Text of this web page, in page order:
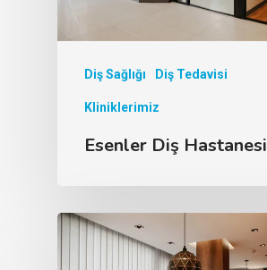
Diş Sağlığı Diş Tedavisi
Kliniklerimiz
Esenler Diş Hastanesi